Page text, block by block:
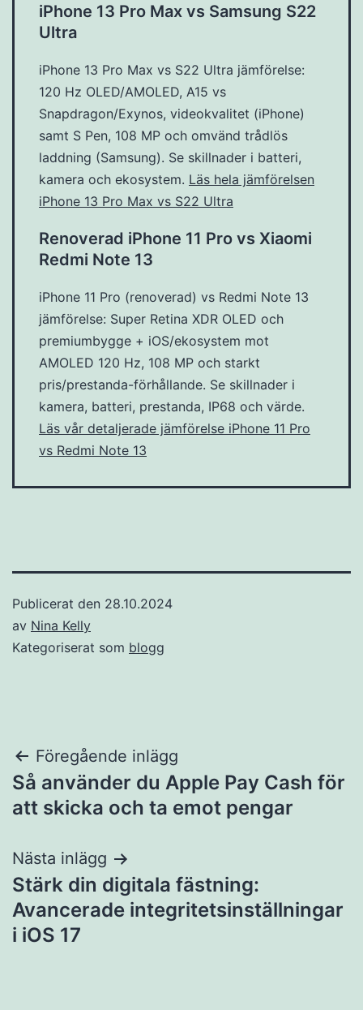
iPhone 13 Pro Max vs Samsung S22
Ultra
iPhone 13 Pro Max vs S22 Ultra jämförelse:
120 Hz OLED/AMOLED, A15 vs
Snapdragon/Exynos, videokvalitet (iPhone)
samt S Pen, 108 MP och omvänd trådlös
laddning (Samsung). Se skillnader i batteri,
kamera och ekosystem. Läs hela jämförelsen
iPhone 13 Pro Max vs S22 Ultra
Renoverad iPhone 11 Pro vs Xiaomi
Redmi Note 13
iPhone 11 Pro (renoverad) vs Redmi Note 13
jämförelse: Super Retina XDR OLED och
premiumbygge + iOS/ekosystem mot
AMOLED 120 Hz, 108 MP och starkt
pris/prestanda-förhållande. Se skillnader i
kamera, batteri, prestanda, IP68 och värde.
Läs vår detaljerade jämförelse iPhone 11 Pro
vs Redmi Note 13
Publicerat den 28.10.2024
av Nina Kelly
Kategoriserat som blogg
Inläggsnavigering
Föregående inlägg
Så använder du Apple Pay Cash för
att skicka och ta emot pengar
Nästa inlägg
Stärk din digitala fästning:
Avancerade integritetsinställningar
i iOS 17